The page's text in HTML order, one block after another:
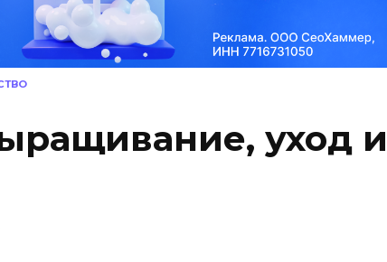
уход и